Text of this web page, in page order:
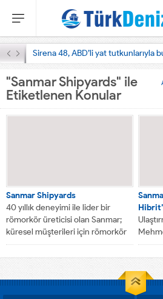
Sirena 48, ABD’li yat tutkunlarıyla
"Sanmar Shipyards" ile
Etiketlenen Konular
Sanmar Shipyards
40 yıllık deneyimi ile lider bir
römorkör üreticisi olan Sanmar;
küresel müşterileri için römorkör
ve...